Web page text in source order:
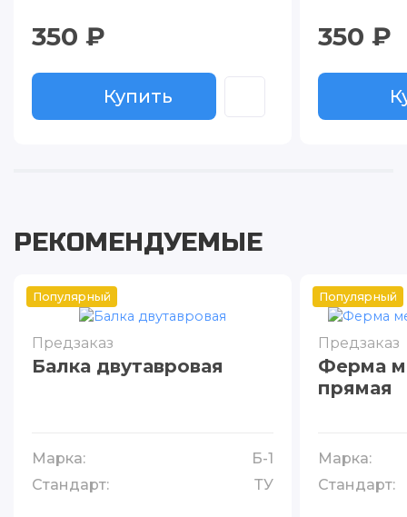
350 ₽
Купить
350 ₽
РЕКОМЕНДУЕМЫЕ
Популярный
Предзаказ
Балка двутавровая
Марка:
Б-1
Стандарт:
ТУ
Популярный
Предзаказ
Ферма
прямая
Марка:
Стандарт: